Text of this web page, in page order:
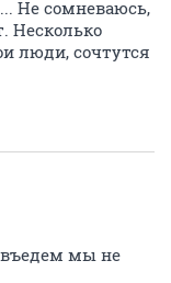
Не сомневаюсь,
Несколько
люди, сочтутся
въедем мы не